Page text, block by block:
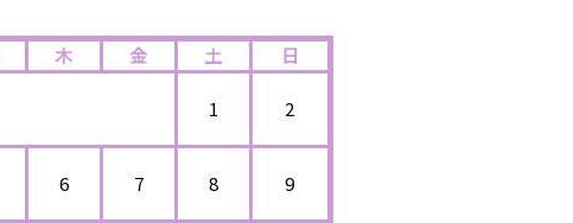
木 金 土 日
1 2
6 7 8 9